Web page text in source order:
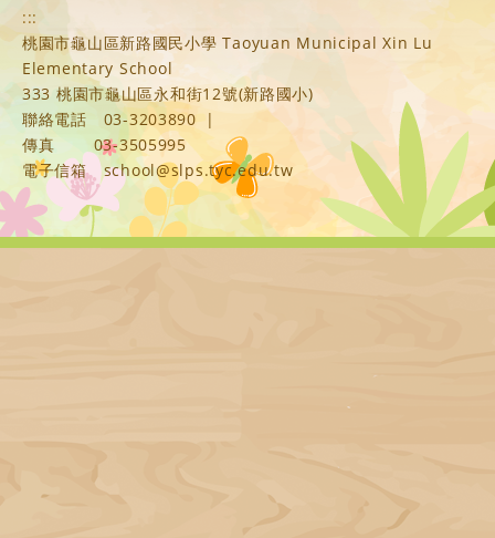
:::
桃園市龜山區新路國民小學 Taoyuan Municipal Xin Lu
Elementary School
333 桃園市龜山區永和街12號(新路國小)
聯絡電話
03-3203890
|
傳真
03-3505995
電子信箱
school@slps.tyc.edu.tw